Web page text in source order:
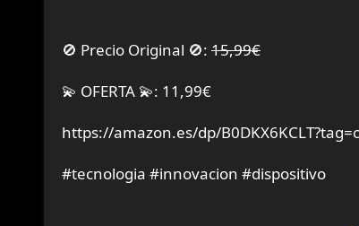
🚫 Precio Original 🚫: 15,99€
💫 OFERTA 💫: 11,99€
https://amazon.es/dp/
#tecnologia #innovacion #dispositivo